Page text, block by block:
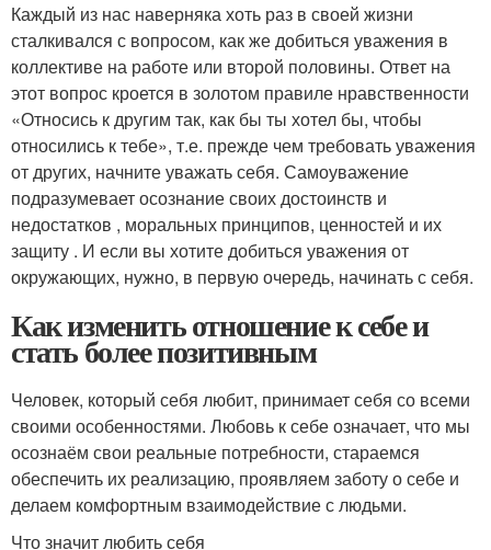
Каждый из нас наверняка хоть раз в своей жизни
сталкивался с вопросом, как же добиться уважения в
коллективе на работе или второй половины. Ответ на
этот вопрос кроется в золотом правиле нравственности
«Относись к другим так, как бы ты хотел бы, чтобы
относились к тебе», т.е. прежде чем требовать уважения
от других, начните уважать себя. Самоуважение
подразумевает осознание своих достоинств и
недостатков , моральных принципов, ценностей и их
защиту . И если вы хотите добиться уважения от
окружающих, нужно, в первую очередь, начинать с себя.
Как изменить отношение к себе и
стать более позитивным
Человек, который себя любит, принимает себя со всеми
своими особенностями. Любовь к себе означает, что мы
осознаём свои реальные потребности, стараемся
обеспечить их реализацию, проявляем заботу о себе и
делаем комфортным взаимодействие с людьми.
Что значит любить себя